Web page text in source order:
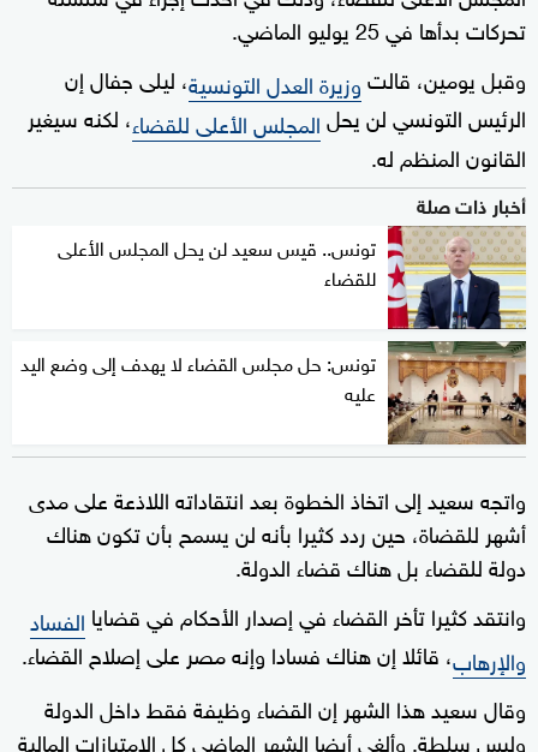
تحركات بدأها في 25 يوليو الماضي.
وقبل يومين، قالتوزيرة العدل التونسية، ليلى جفال إن
الرئيس التونسي لن يحلالمجلس الأعلى للقضاء، لكنه سيغير
القانون المنظم له.
أخبار ذات صلة
تونس.. قيس سعيد لن يحل المجلس الأعلى
للقضاء
تونس: حل مجلس القضاء لا يهدف إلى وضع اليد
عليه
واتجه سعيد إلى اتخاذ الخطوة بعد انتقاداته اللاذعة على مدى
أشهر للقضاة، حين ردد كثيرا بأنه لن يسمح بأن تكون هناك
دولة للقضاء بل هناك قضاء الدولة.
وانتقد كثيرا تأخر القضاء في إصدار الأحكام في قضايا الفساد
والإرهاب، قائلا إن هناك فسادا وإنه مصر على إصلاح القضاء.
وقال سعيد هذا الشهر إن القضاء وظيفة فقط داخل الدولة
وليس سلطة. وألغى أيضا الشهر الماضي كل الامتيازات المالية